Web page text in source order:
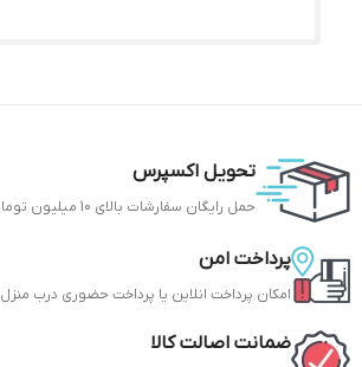
تحویل اکسپرس
حمل رایگان سفارشات بالای 10 میلیون تومان
پرداخت امن
امکان پرداخت انلاین یا پرداخت حضوری درب منزل
ضمانت اصالت کالا